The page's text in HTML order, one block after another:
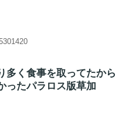
多く食事を取ってたから
ったパラロス版草加